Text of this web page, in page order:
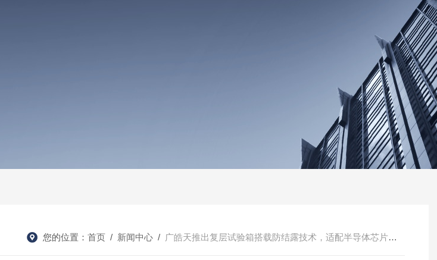
您的位置： 首页/ 新闻中心/ 广皓天推出复层试验箱搭载防结露技术，适配半导体芯片高低温循环测试